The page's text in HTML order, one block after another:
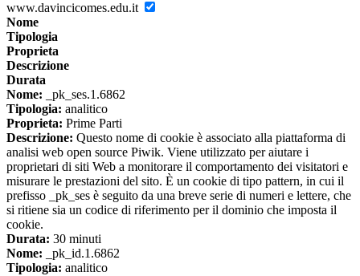
www.davincicomes.edu.it
Nome
Tipologia
Proprieta
Descrizione
Durata
Nome: _pk_ses.1.6862
Tipologia: analitico
Proprieta: Prime Parti
Descrizione: Questo nome di cookie è associato alla piattaforma di
analisi web open source Piwik. Viene utilizzato per aiutare i
proprietari di siti Web a monitorare il comportamento dei visitatori e
misurare le prestazioni del sito. È un cookie di tipo pattern, in cui il
prefisso _pk_ses è seguito da una breve serie di numeri e lettere, che
si ritiene sia un codice di riferimento per il dominio che imposta il
cookie.
Durata: 30 minuti
Nome: _pk_id.1.6862
Tipologia: analitico